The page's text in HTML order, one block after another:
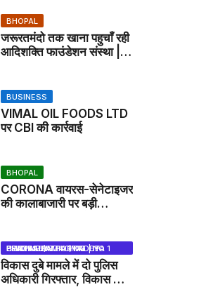
BHOPAL
जरूरतमंदो तक खाना पहुचाँ रही
आदिशक्ति फाउंडेशन संस्था |
BUSINESS
VIMAL OIL FOODS LTD
पर CBI की कार्रवाई
BHOPAL
CORONA वायरस-सेनेटाइजर
की कालाबाजारी पर बड़ी
BHOPAL SAMACHAR | NO 1 HINDI NEWS PORTAL OF CENTRAL INDIA (MADHYA PRADESH)
विकास दुबे मामले में दो पुलिस
अधिकारी गिरफ्तार, विकास की